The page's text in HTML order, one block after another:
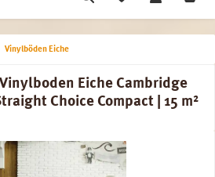
Vinylböden Eiche
Vinylboden Eiche Cambridge
Choice Compact | 15 m²